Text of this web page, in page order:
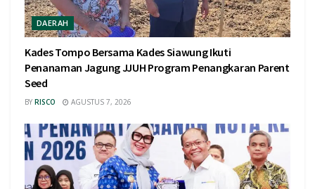
DAERAH
Kades Tompo Bersama Kades Siawung Ikuti
Penanaman Jagung JJUH Program Penangkaran Parent
Seed
BY RISCO AGUSTUS 7, 2026